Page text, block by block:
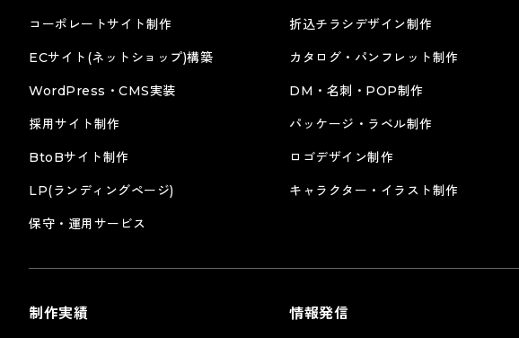
コーポレートサイト制作
ECサイト(ネットショップ)構築
WordPress・CMS実装
採用サイト制作
BtoBサイト制作
LP(ランディングページ)
保守・運用サービス
折込チラシデザイン制作
カタログ・パンフレット制作
DM・名刺・POP制作
パッケージ・ラベル制作
ロゴデザイン制作
キャラクター・イラスト制作
制作実績 情報発信
カタログ･パンフレット